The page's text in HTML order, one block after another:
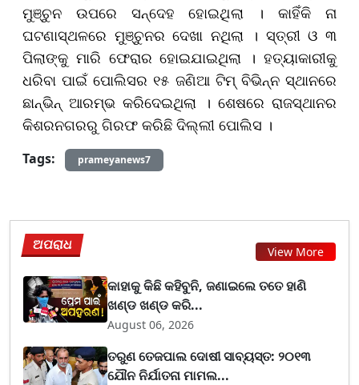
ମୁଞ୍ଚୁନ ଉପରେ ସନ୍ଦେହ ହୋଇଥିଲା । କାହିଁକି ନା
ଘଟଣାସ୍ଥଳରେ ମୁଞ୍ଚୁନର ଦେଖା ନଥିଲା । ସ୍ତ୍ରୀ ଓ ୩
ପିଲାଙ୍କୁ ମାରି ଫେରାର ହୋଇଯାଇଥିଲା । ହତ୍ୟାକାରୀକୁ
ଧରିବା ପାଇଁ ପୋଲିସର ୧୫ ଜଣିଆ ଟିମ୍‌ ବିଭିନ୍ନ ସ୍ଥାନରେ
ଛାନ୍‌ଭିନ୍‌ ଆରମ୍ଭ କରିଦେଇଥିଲା । ଶେଷରେ ରାଜସ୍ଥାନର
କିଶରନଗରରୁ ଗିରଫ କରିଛି ଦିଲ୍ଲୀ ପୋଲିସ ।
Tags: prameyanews7
ଅପରାଧ View More
କାହାକୁ କିଛି କହିବୁନି, ଜଣାଇଲେ ତତେ ହାଣି
ଖଣ୍ଡ ଖଣ୍ଡ କରି...
August 06, 2026
ତରୁଣ ତେଜପାଲ ଦୋଷୀ ସାବ୍ୟସ୍ତ: ୨୦୧୩
ଯୌନ ନିର୍ଯାତନା ମାମଲ...